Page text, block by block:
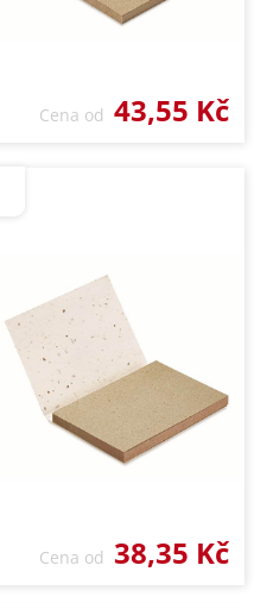
Cena od 43,55 Kč
Cena od 38,35 Kč